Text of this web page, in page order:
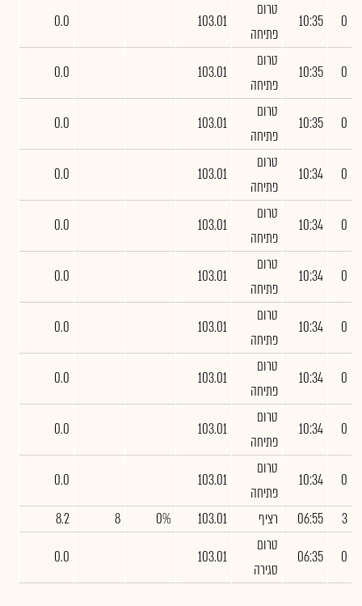
0
10:35
טרום
פתיחה
103.01
0.0
0
10:35
טרום
פתיחה
103.01
0.0
0
10:35
טרום
פתיחה
103.01
0.0
0
10:34
טרום
פתיחה
103.01
0.0
0
10:34
טרום
פתיחה
103.01
0.0
0
10:34
טרום
פתיחה
103.01
0.0
0
10:34
טרום
פתיחה
103.01
0.0
0
10:34
טרום
פתיחה
103.01
0.0
0
10:34
טרום
פתיחה
103.01
0.0
0
10:34
טרום
פתיחה
103.01
0.0
3
06:55 רציף 103.01
0%
8
8.2
0
06:35
טרום
סגירה
103.01
0.0